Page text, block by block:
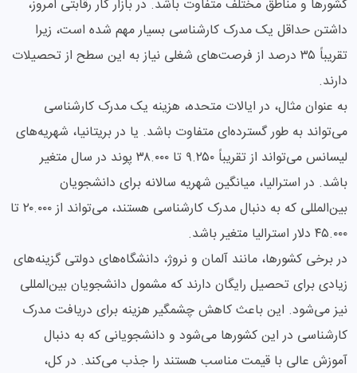
کشورها و مناطق مختلف متفاوت باشد. در بازار کار رقابتی امروز،
داشتن حداقل یک مدرک کارشناسی بسیار مهم شده است، زیرا
تقریباً ۳۵ درصد از فرصت‌های شغلی نیاز به این سطح از تحصیلات
دارند.
به عنوان مثال، در ایالات متحده، هزینه یک مدرک کارشناسی
می‌تواند به طور گسترده‌ای متفاوت باشد. یا در بریتانیا، شهریه‌های
لیسانس می‌تواند از تقریباً ۹.۲۵۰ تا ۳۸.۰۰۰ پوند در سال متغیر
باشد. در استرالیا، میانگین شهریه سالانه برای دانشجویان
بین‌المللی که به دنبال مدرک کارشناسی هستند، می‌تواند از ۲۰.۰۰۰ تا
۴۵.۰۰۰ دلار استرالیا متغیر باشد.
در برخی کشورها، مانند آلمان و نروژ، دانشگاه‌های دولتی گزینه‌های
زیادی برای تحصیل رایگان دارند که مشمول دانشجویان بین‌المللی
نیز می‌شود. این باعث کاهش چشمگیر هزینه برای دریافت مدرک
کارشناسی در این کشورها می‌شود و دانشجویانی که به دنبال
آموزش عالی با قیمت مناسب هستند را جذب می‌کند. در کل،